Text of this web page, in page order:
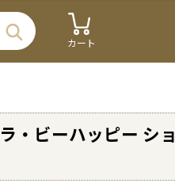
カート
・ビーハッピー ショ